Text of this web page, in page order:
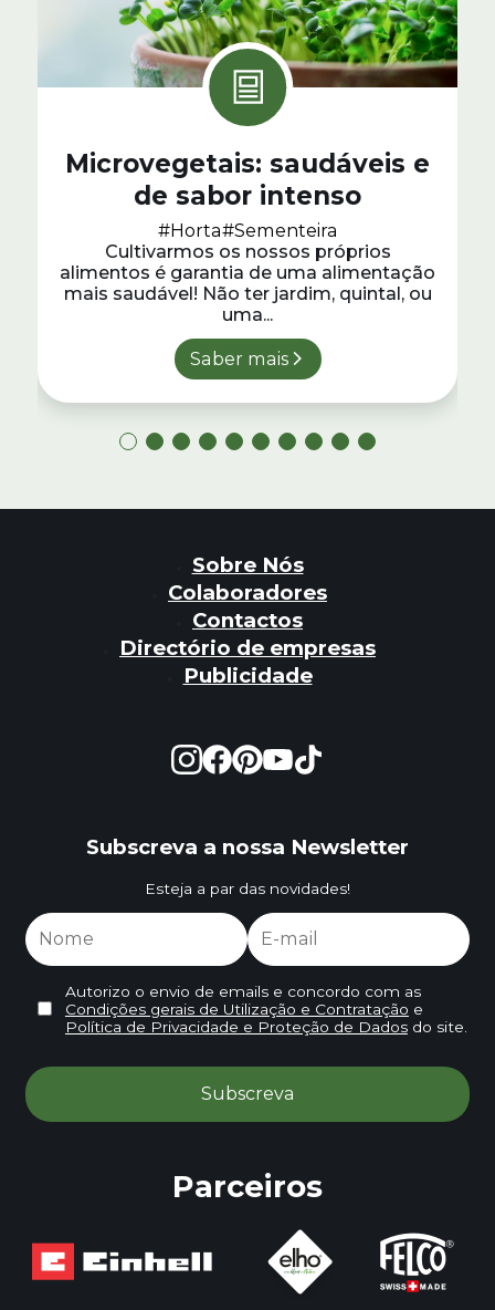
Microvegetais: saudáveis e
de sabor intenso
#Horta#Sementeira
Cultivarmos os nossos próprios
alimentos é garantia de uma alimentação
mais saudável! Não ter jardim, quintal, ou
uma...
Saber mais
Sobre Nós
Colaboradores
Contactos
Directório de empresas
Publicidade
Subscreva a nossa Newsletter
Esteja a par das novidades!
Autorizo o envio de emails e concordo com as
Condições gerais de Utilização e Contratação e
Política de Privacidade e Proteção de Dadosdo site.
Parceiros